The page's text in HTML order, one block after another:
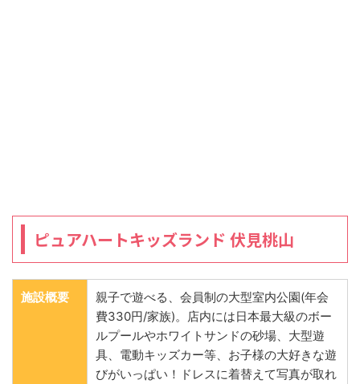
ピュアハートキッズランド 伏見桃山
施設概要
親子で遊べる、会員制の大型室内公園(年会
費330円/家族)。店内には日本最大級のボー
ルプールやホワイトサンドの砂場、大型遊
具、電動キッズカー等、お子様の大好きな遊
びがいっぱい！ドレスに着替えて写真が取れ